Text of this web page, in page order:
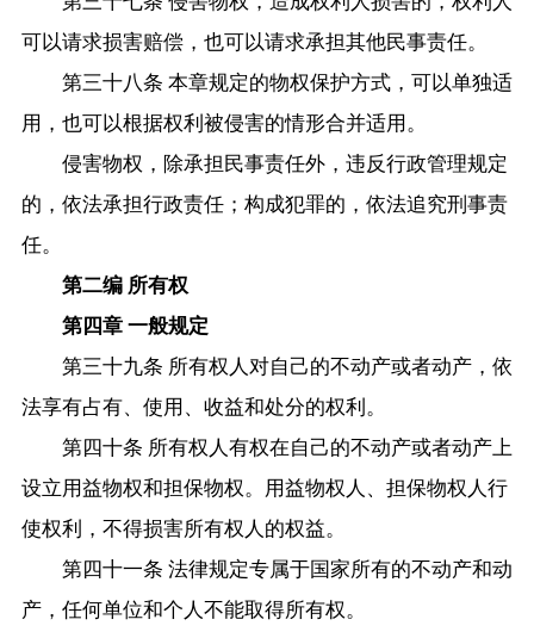
可以请求损害赔偿，也可以请求承担其他民事责任。
第三十八条 本章规定的物权保护方式，可以单独适
用，也可以根据权利被侵害的情形合并适用。
侵害物权，除承担民事责任外，违反行政管理规定
的，依法承担行政责任；构成犯罪的，依法追究刑事责
任。
第二编 所有权
第四章 一般规定
第三十九条 所有权人对自己的不动产或者动产，依
法享有占有、使用、收益和处分的权利。
第四十条 所有权人有权在自己的不动产或者动产上
设立用益物权和担保物权。用益物权人、担保物权人行
使权利，不得损害所有权人的权益。
第四十一条 法律规定专属于国家所有的不动产和动
产，任何单位和个人不能取得所有权。